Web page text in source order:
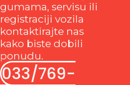
gumama, servisu ili
registraciji vozila
kontaktirajte nas
kako biste dobili
ponudu.
033/769-